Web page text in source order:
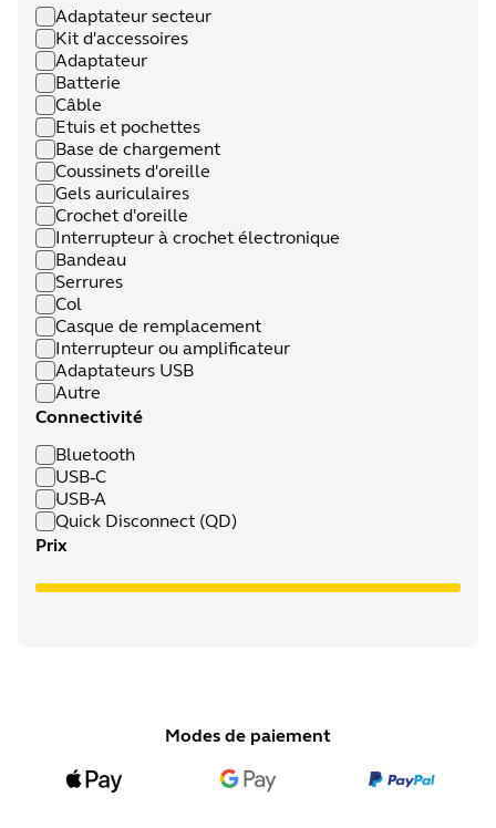
Adaptateur secteur
Kit d'accessoires
Adaptateur
Batterie
Câble
Etuis et pochettes
Base de chargement
Coussinets d'oreille
Gels auriculaires
Crochet d'oreille
Interrupteur à crochet électronique
Bandeau
Serrures
Col
Casque de remplacement
Interrupteur ou amplificateur
Adaptateurs USB
Autre
Connectivité
Bluetooth
USB‑C
USB-A
Quick Disconnect (QD)
Prix
Modes de paiement